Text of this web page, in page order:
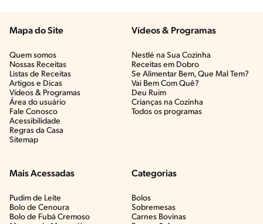
Mapa do Site
Quem somos
Nossas Receitas
Listas de Receitas​
Artigos e Dicas​
Vídeos & Programas​
Área do usuário
Fale Conosco
Acessibilidade
Regras da Casa
Sitemap
Vídeos & Programas​
Nestlé na Sua Cozinha
Receitas em Dobro
Se Alimentar Bem, Que Mal Tem?​
Vai Bem Com Quê?​
Deu Ruim​
Crianças na Cozinha​
Todos os programas
Mais Acessadas
Pudim de Leite
Bolo de Cenoura
Bolo de Fubá Cremoso
Categorias
Bolos
Sobremesas
Carnes Bovinas​